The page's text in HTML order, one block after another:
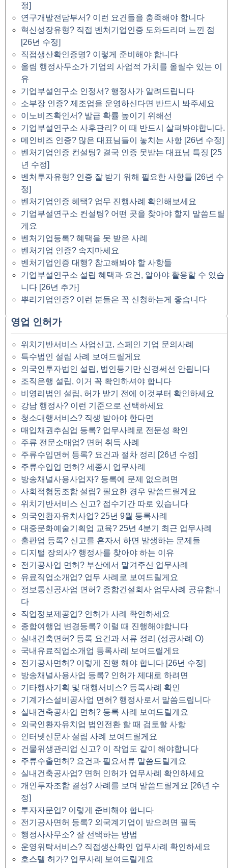
정]
연구개발전담부서? 이런 요건들을 충족해야 합니다
혁신성장유형? 직접 벤처기업인증 도와드리며 느낀 점
[26년 수정]
직접생산확인증명? 이렇게 준비해야 합니다
올림 행정사무소가 기업의 사업적 가치를 올릴수 있는 이
유
기업부설연구소 인정서? 행정사가 알려드립니다
소부장 인증? 제조업을 운영하신다면 반드시 봐주세요
이노비즈확인서? 발급 확률 높이기 위해선
기업부설연구소 사후관리? 이 때 반드시 살펴봐야합니다.
메인비즈 인증? 많은 대표님들이 놓치는 사항 [26년 수정]
벤처기업인증 컨설팅? 결국 인증 못받는 대표님 특징 [25
년 수정]
벤처투자유형? 인증 잘 받기 위해 필요한 사항들 [26년 수
정]
벤처기업인증 혜택? 업무 진행사례 확인해보세요
기업부설연구소 컨설팅? 어떤 곳을 찾아야 할지 말씀드릴
게요
벤처기업등록? 혜택을 못 받은 사례
벤처기업 인증? 속지마세요
벤처기업인증 대행? 참고해봐야 할 사항들
기업부설연구소 설립 혜택과 요건, 알아야 활용할 수 있습
니다 [26년 추가]
뿌리기업인증? 이런 분들은 꼭 신청하는게 좋습니다
영업 인허가
위치기반서비스 사업신고, 스페인 기업 문의사례
특수법인 설립 사례 보여드릴게요
외국인투자법인 설립, 법인등기만 신경써선 안됩니다
조직은행 설립, 이거 꼭 확인하셔야 합니다
비영리법인 설립, 허가 받기 전에 이것부터 확인하세요
강남 행정사? 이런 기준으로 선택하세요
청소대행서비스? 직생 받아야 한다면
매입채권추심업 등록? 업무사례로 전문성 확인
주류 전문소매업? 면허 취득 사례
주류수입면허 등록? 요건과 절차 정리 [26년 수정]
주류수입업 면허? 세종시 업무사례
방송채널사용사업자? 등록에 문제 없으려면
사회적협동조합 설립? 필요한 경우 말씀드릴게요
위치기반서비스 신고? 접수기간 따로 있습니다
외국인환자유치사업? 25년 9월 등록사례
대중문화예술기획업 교육? 25년 4분기 최근 업무사례
출판업 등록? 신고를 혼자서 하면 발생하는 문제들
디지털 장의사? 행정사를 찾아야 하는 이유
전기공사업 면허? 부산에서 맡겨주신 업무사례
유료직업소개업? 업무 사례로 보여드릴게요
정보통신공사업 면허? 종합건설회사 업무사례 공유합니
다
직업정보제공업? 인허가 사례 확인하세요
종합여행업 변경등록? 이럴 때 진행해야합니다
실내건축면허? 등록 요건과 서류 정리 (성공사례 O)
국내유료직업소개업 등록사례 보여드릴게요
전기공사면허? 이렇게 진행 해야 합니다 [26년 수정]
방송채널사용사업 등록? 인허가 제대로 하려면
기타행사기획 및 대행서비스? 등록사례 확인
기계가스설비공사업 면허? 행정사로서 말씀드립니다
실내건축공사업 면허? 등록 사례 보여드릴게요
외국인환자유치업 법인전환 할 때 검토할 사항
인터넷신문사 설립 사례 보여드릴게요
건물위생관리업 신고? 이 작업도 같이 해야합니다
주류수출면허? 요건과 필요서류 말씀드릴게요
실내건축공사업? 면허 인허가 업무사례 확인하세요
개인투자조합 결성? 사례를 보며 말씀드릴게요 [26년 수
정]
투자자문업? 이렇게 준비해야 합니다
전기공사면허 등록? 외국계기업이 받으려면 필독
행정사사무소? 잘 선택하는 방법
운영위탁서비스? 직접생산확인 업무사례 확인하세요
호스텔 허가? 업무사례 보여드릴게요